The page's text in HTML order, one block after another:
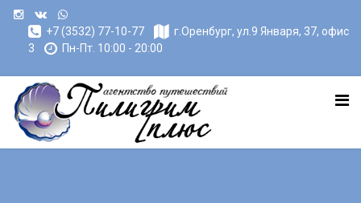
+7 (3532) 77-10-77
г.Оренбург, ул.9 Января, 37, офис
3
Пн-Пт. 10:00 - 20:00